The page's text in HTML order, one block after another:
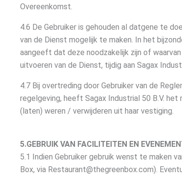
Overeenkomst.
4.6 De Gebruiker is gehouden al datgene te
van de Dienst mogelijk te maken. In het
aangeeft dat deze noodzakelijk zijn of
uitvoeren van de Dienst, tijdig aan Sagax
4.7 Bij overtreding door Gebruiker van de
regelgeving, heeft Sagax Industrial 50 B.V.
(laten) weren / verwijderen uit haar vestiging.
5.GEBRUIK VAN FACILITEITEN EN
5.1 Indien Gebruiker gebruik wenst te maken
Box, via Restaurant@thegreenbox.com).